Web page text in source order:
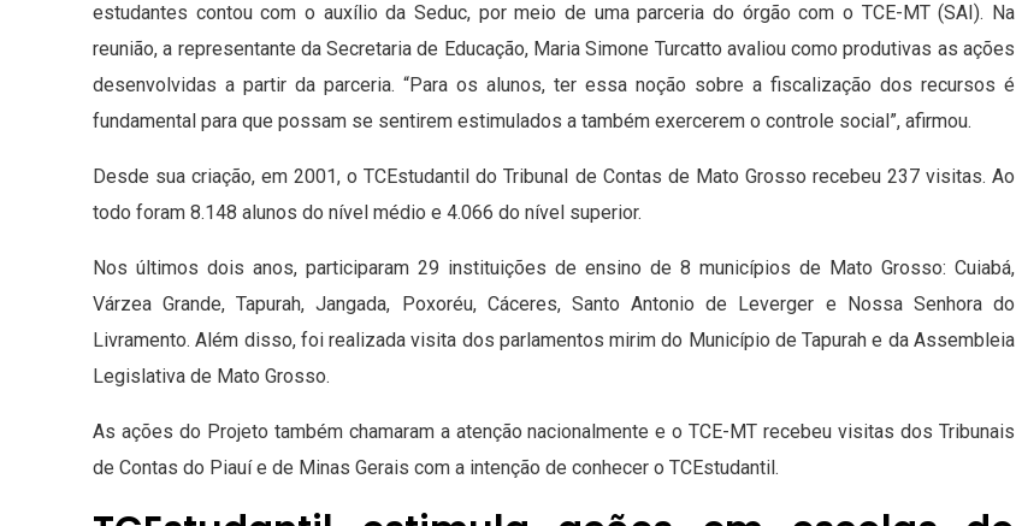
estudantes contou com o auxílio da Seduc, por meio de uma parceria do órgão com o TCE-MT (SAI). Na
reunião, a representante da Secretaria de Educação, Maria Simone Turcatto avaliou como produtivas as ações
desenvolvidas a partir da parceria. “Para os alunos, ter essa noção sobre a fiscalização dos recursos é
fundamental para que possam se sentirem estimulados a também exercerem o controle social”, afirmou.
Desde sua criação, em 2001, o TCEstudantil do Tribunal de Contas de Mato Grosso recebeu 237 visitas. Ao
todo foram 8.148 alunos do nível médio e 4.066 do nível superior.
Nos últimos dois anos, participaram 29 instituições de ensino de 8 municípios de Mato Grosso: Cuiabá,
Várzea Grande, Tapurah, Jangada, Poxoréu, Cáceres, Santo Antonio de Leverger e Nossa Senhora do
Livramento. Além disso, foi realizada visita dos parlamentos mirim do Município de Tapurah e da Assembleia
Legislativa de Mato Grosso.
As ações do Projeto também chamaram a atenção nacionalmente e o TCE-MT recebeu visitas dos Tribunais
de Contas do Piauí e de Minas Gerais com a intenção de conhecer o TCEstudantil.